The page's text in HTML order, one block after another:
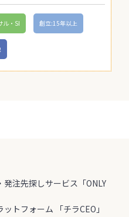
ル・SI 創立:15年以上
注先探しサービス「ONLY
トフォーム 「チラCEO」